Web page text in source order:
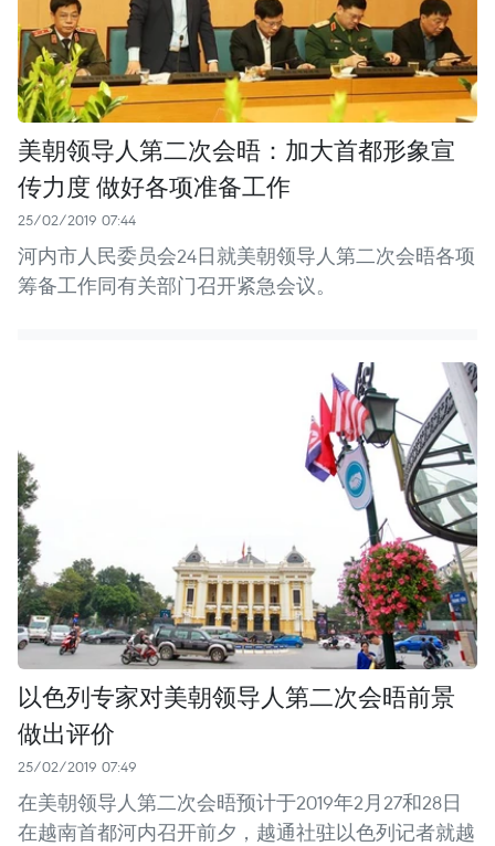
美朝领导人第二次会晤：加大首都形象宣
传力度 做好各项准备工作
25/02/2019 07:44
河内市人民委员会24日就美朝领导人第二次会晤各项
筹备工作同有关部门召开紧急会议。
以色列专家对美朝领导人第二次会晤前景
做出评价
25/02/2019 07:49
在美朝领导人第二次会晤预计于2019年2月27和28日
在越南首都河内召开前夕，越通社驻以色列记者就越